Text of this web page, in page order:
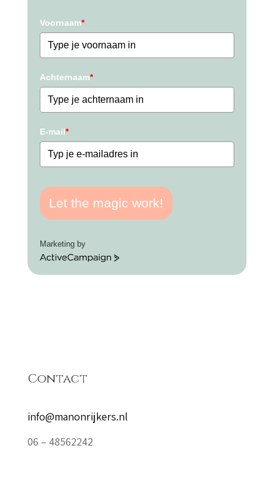
Voornaam*
Achternaam*
E-mail*
Let the magic work!
Marketing by
ActiveCampaign
Contact
info@manonrijkers.nl
06 – 48562242